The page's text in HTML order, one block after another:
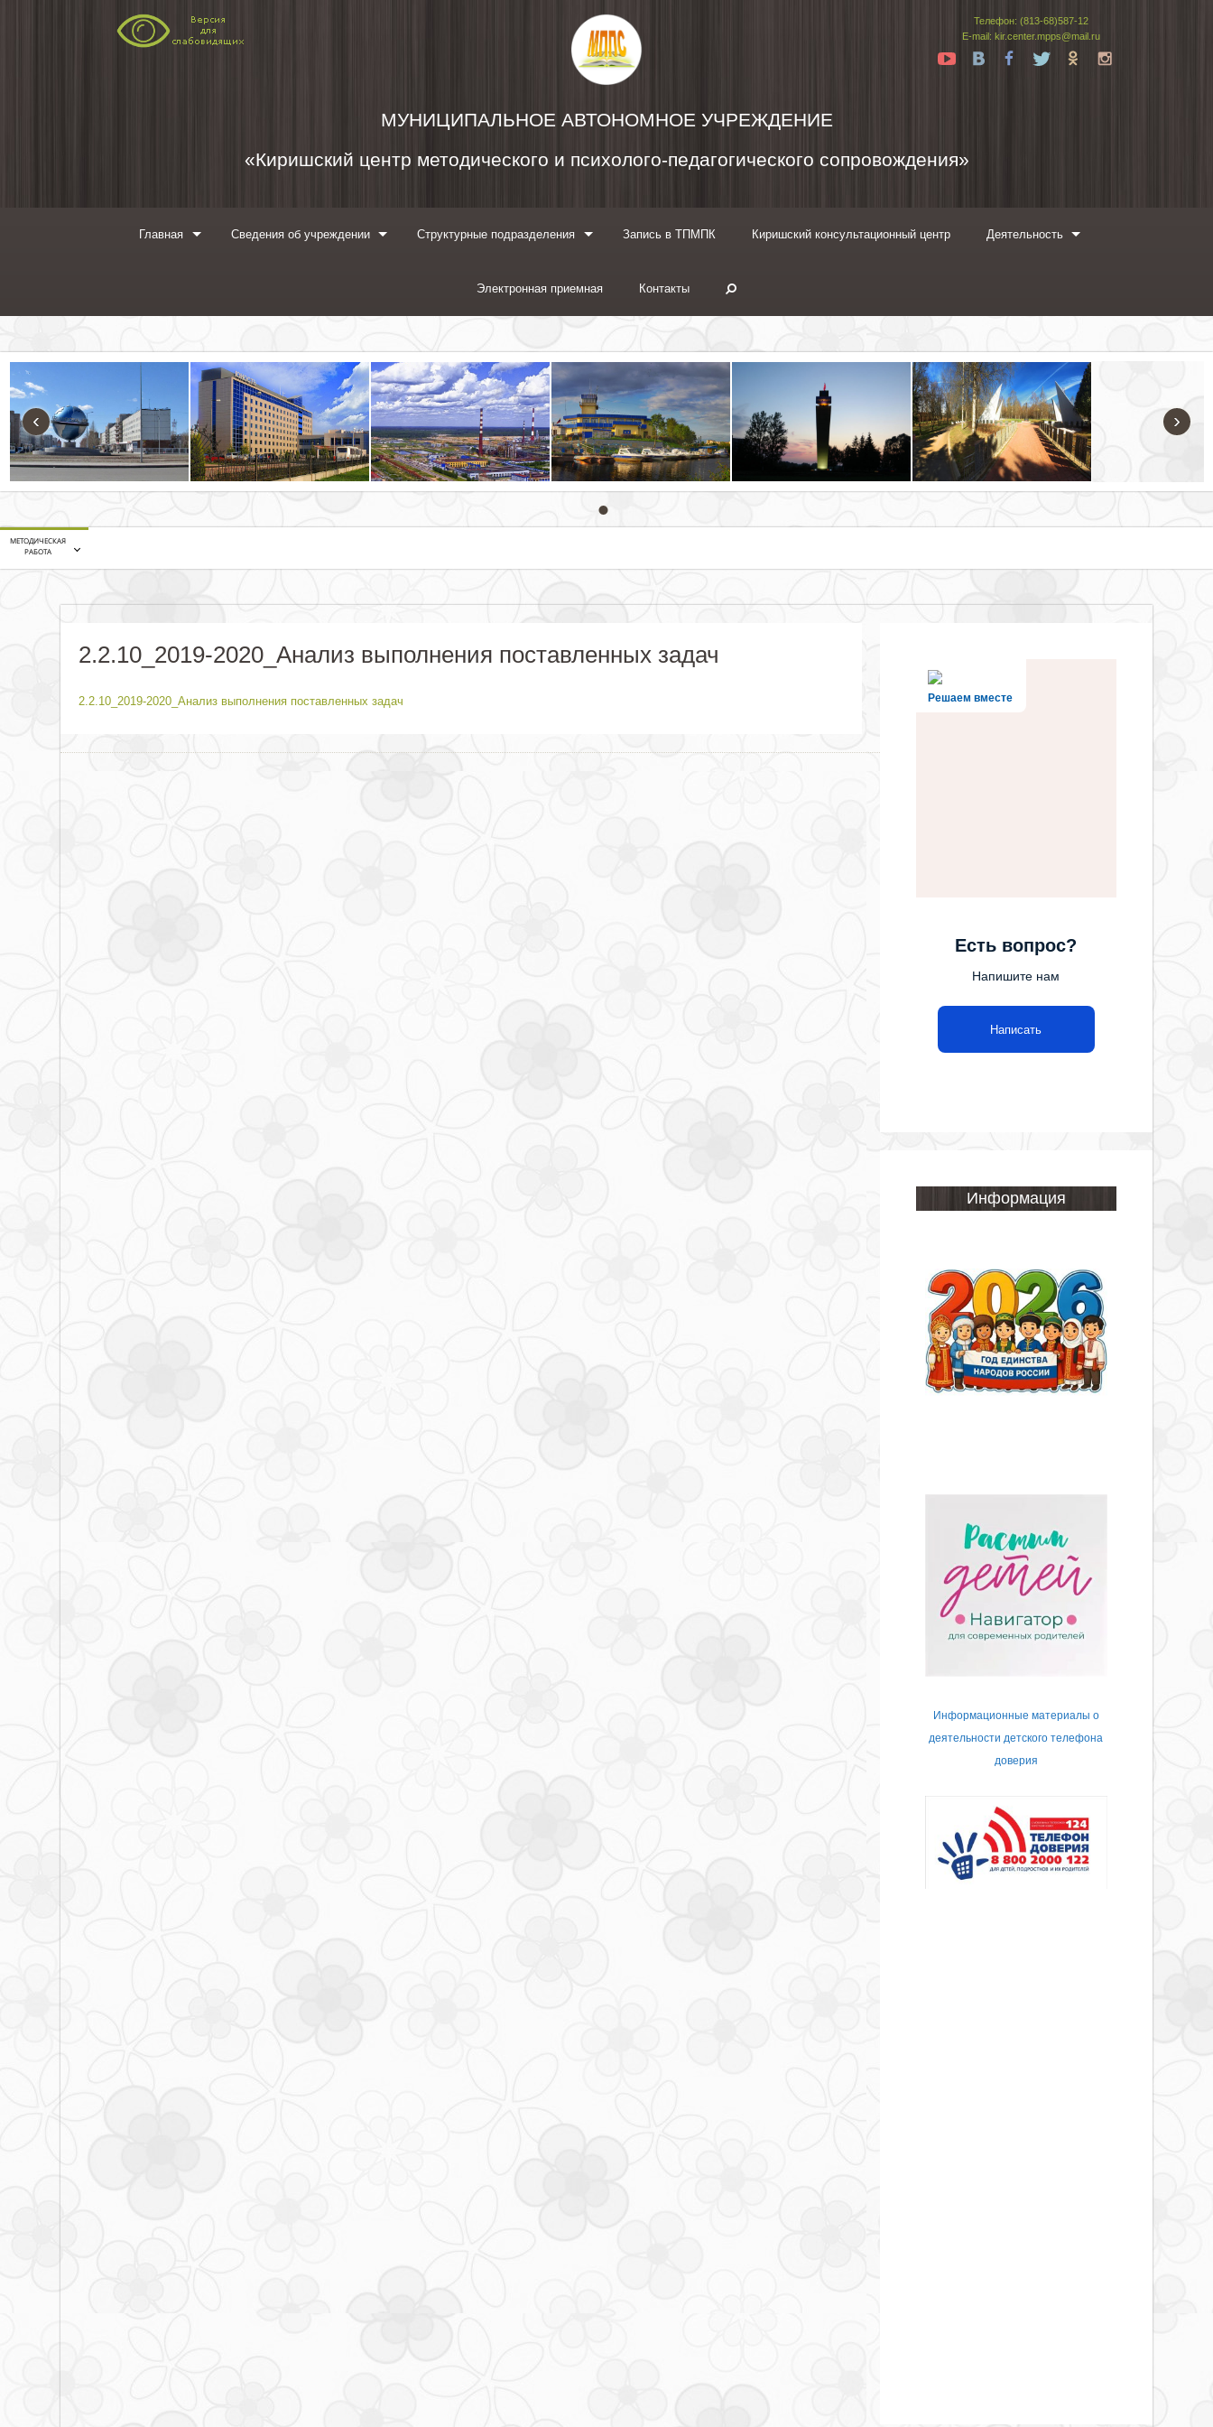
Телефон: (813-68)587-12
E-mail: kir.center.mpps@mail.ru
Yt
Tw
МУНИЦИПАЛЬНОЕ АВТОНОМНОЕ УЧРЕЖДЕНИЕ
«Киришский центр методического и психолого-педагогического сопровождения»
Главная Сведения об учреждении Структурные подразделения Запись в ТПМПК Киришский консультационный центр Деятельность
Электронная приемная Контакты
‹ ›
МЕТОДИЧЕСКАЯ
РАБОТА
2.2.10_2019-2020_Анализ выполнения поставленных задач
2.2.10_2019-2020_Анализ выполнения поставленных задач Решаем вместе
Есть вопрос?
Напишите нам
Написать
Информация
Информационные материалы о
деятельности детского телефона
доверия